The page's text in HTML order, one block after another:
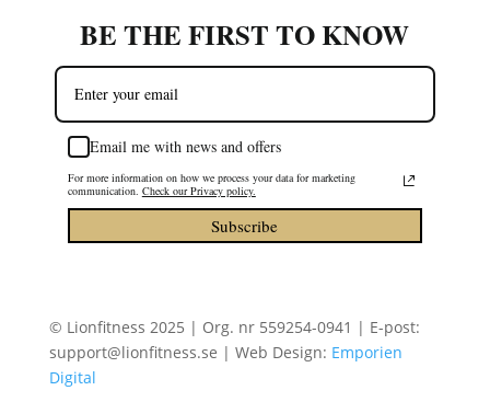
BE THE FIRST TO KNOW
Email me with news and offers
For more information on how we process your data for marketing
communication. Check our Privacy policy.
Subscribe
© Lionfitness 2025 | Org. nr 559254-0941 | E-post:
support@lionfitness.se | Web Design: Emporien
Digital